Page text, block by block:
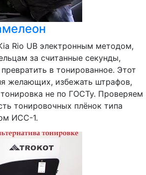
Rio UB электронным методом,
за считанные секунды,
в тонированное. Этот
желающих, избежать штрафов,
не по ГОСТу. Проверяем
тонировочных плёнок типа
ИСС-1.